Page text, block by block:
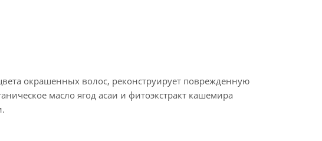
окрашенных волос, реконструирует поврежденную
масло ягод асаи и фитоэкстракт кашемира